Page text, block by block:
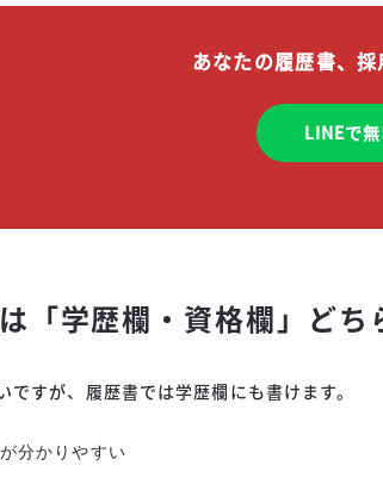
あなたの履歴書、
LINEで
「学歴欄・資格欄」どち
ですが、履歴書では学歴欄にも書けます。
分かりやすい